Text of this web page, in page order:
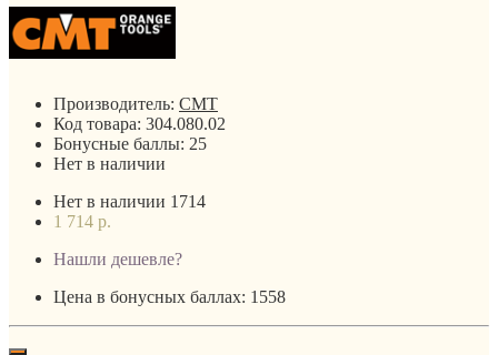
Производитель: CMT
Код товара: 304.080.02
Бонусные баллы: 25
Нет в наличии
Нет в наличии 1714
1 714 р.
Нашли дешевле?
Цена в бонусных баллах: 1558